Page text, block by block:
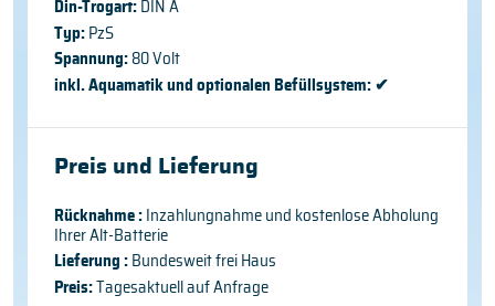
Din-Trogart: DIN A
Typ: PzS
Spannung:80 Volt
inkl. Aquamatik und optionalen Befüllsystem: ✔
Preis und Lieferung
Rücknahme : Inzahlungnahme und kostenlose Abholung
Ihrer Alt-Batterie
Lieferung : Bundesweit frei Haus
Preis:Tagesaktuell auf Anfrage